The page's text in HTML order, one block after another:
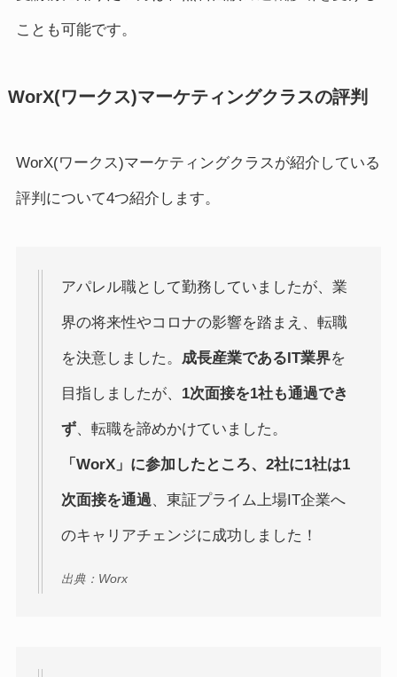
ことも可能です。
WorX(ワークス)マーケティングクラスの評判
WorX(ワークス)マーケティングクラスが紹介している
評判について4つ紹介します。
アパレル職として勤務していましたが、業
界の将来性やコロナの影響を踏まえ、転職
を決意しました。 成長産業であるIT業界を
目指しましたが、 1次面接を1社も通過でき
ず、転職を諦めかけていました。
「WorX」に参加したところ、2社に1社は1
次面接を通過、東証プライム上場IT企業へ
のキャリアチェンジに成功しました！
出典：Worx